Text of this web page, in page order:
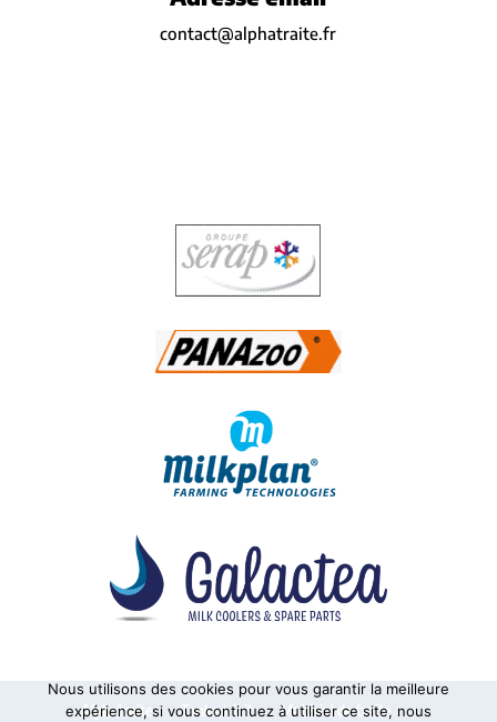
contact@alphatraite.fr
Alphatraite Tanks à lait Matériel de traite
Nous utilisons des cookies pour vous garantir la meilleure
expérience, si vous continuez à utiliser ce site, nous